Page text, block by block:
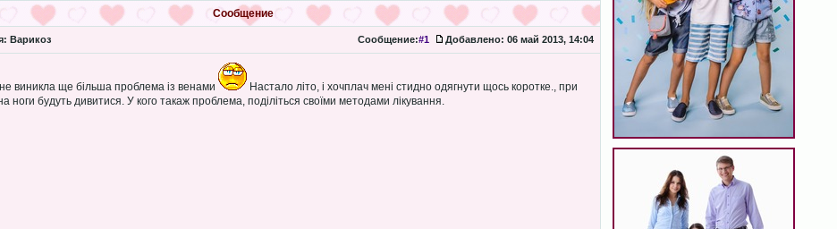
Сообщение
Варикоз Сообщение:#1 Добавлено: 06 май 2013, 14:04
виникла ще більша проблема із венами
Настало літо, і хочплач мені стидно одягнути щось коротке., при
на ноги будуть дивитися. У кого такаж проблема, поділіться своїми методами лікування.